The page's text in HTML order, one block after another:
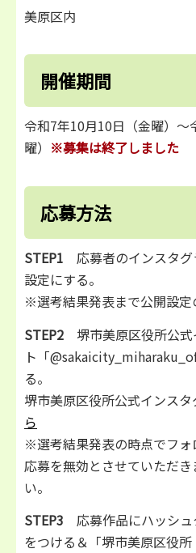
美原区内
開催期間
令和7年10月10日（金曜）～
曜） ※募集は終了しました
応募方法
STEP1 応募者のインスタ
設定にする。
※選考結果発表まで公開設定
STEP2 堺市美原区役所公
ト「
る。
堺市美原区役所公式インス
ら
※選考結果発表の時点でフォ
応募を無効とさせていただ
い。
STEP3 応募作品にハッシュ
をつける＆「堺市美原区役